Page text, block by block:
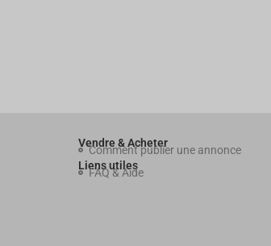
Vendre & Acheter
Comment publier une annonce
Liens utiles
FAQ & Aide